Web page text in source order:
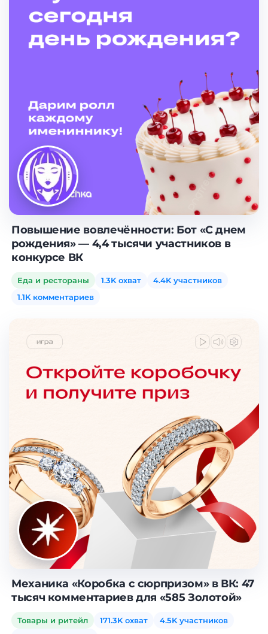
Повышение вовлечённости: Бот «С днем
рождения» — 4,4 тысячи участников в
конкурсе ВК
Еда и рестораны 1.3K охват
4.4K участников
1.1K комментариев
Механика «Коробка с сюрпризом» в ВК: 47
тысяч комментариев для «585 Золотой»
Товары и ритейл 171.3K охват
4.5K участников